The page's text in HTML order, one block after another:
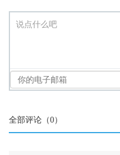
说点什么吧
全部评论（0）